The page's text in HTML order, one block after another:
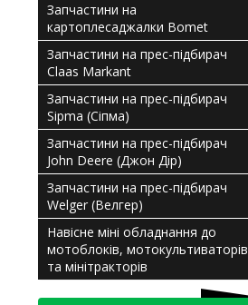
Запчастини на
картоплесаджалки Bomet
Запчастини на прес-підбирач
Claas Мarkant
Запчастини на прес-підбирач
Sipma (Сіпма)
Запчастини на прес-підбирач
John Deere (Джон Дір)
Запчастини на прес-підбирач
Welger (Велгер)
Навісне міні обладнання до
мотоблоків, мотокультиваторів
та мінітракторів